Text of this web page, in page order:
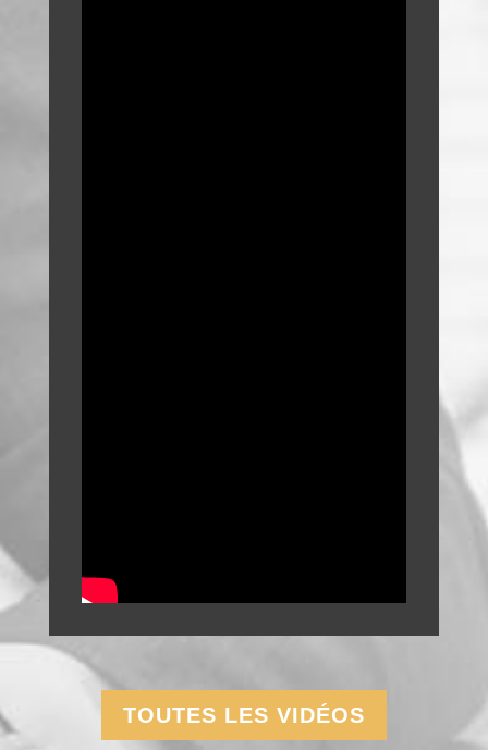
TOUTES LES VIDÉOS